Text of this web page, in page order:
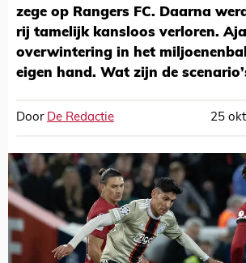
zege op Rangers FC. Daarna
rij tamelijk kansloos verloren.
overwintering in het
eigen hand. Wat zijn de
Door De Redactie 25